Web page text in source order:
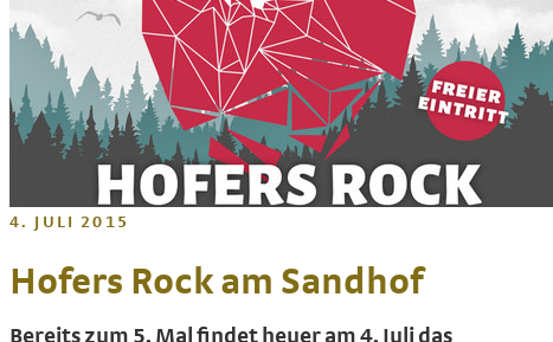
4. JULI 2015
Hofers Rock am Sandhof
Bereits zum 5. Mal findet heuer am 4. Juli das